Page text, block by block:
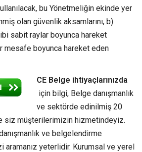
bu Yönetmeliğin ekinde yer
olan güvenlik aksamlarını, b)
sabit raylar boyunca hareket
mesafe boyunca hareket eden
CE Belge ihtiyaçlarınızda
için bilgi, Belge danışmanlık
ve sektörde edinilmiş 20
siz müşterilerimizin hizmetindeyiz.
ve belgelendirme
yeterlidir. Kurumsal ve yerel